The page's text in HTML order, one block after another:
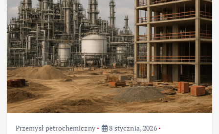
Przemysł petrochemiczny
8 stycznia, 2026